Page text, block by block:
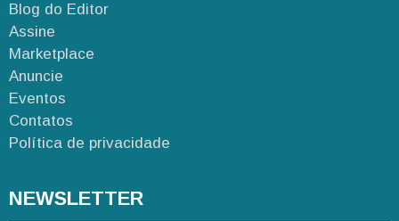
Blog do Editor
Assine
Marketplace
Anuncie
Eventos
Contatos
Política de privacidade
NEWSLETTER